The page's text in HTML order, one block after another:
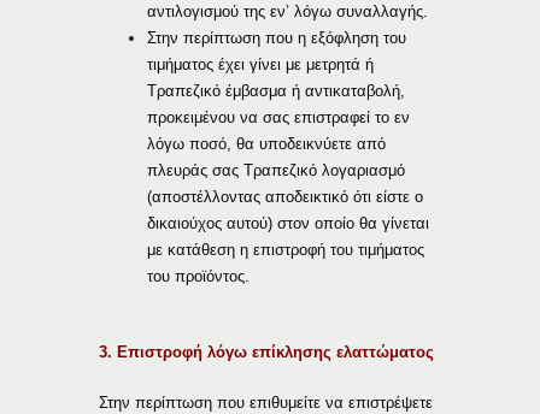
αντιλογισμού της εν’ λόγω συναλλαγής.
Στην περίπτωση που η εξόφληση του
τιμήματος έχει γίνει με μετρητά ή
Τραπεζικό έμβασμα ή αντικαταβολή,
προκειμένου να σας επιστραφεί το εν
λόγω ποσό, θα υποδεικνύετε από
πλευράς σας Τραπεζικό λογαριασμό
(αποστέλλοντας αποδεικτικό ότι είστε ο
δικαιούχος αυτού) στον οποίο θα γίνεται
με κατάθεση η επιστροφή του τιμήματος
του προϊόντος.
3. Επιστροφή λόγω επίκλησης ελαττώματος
Στην περίπτωση που επιθυμείτε να επιστρέψετε